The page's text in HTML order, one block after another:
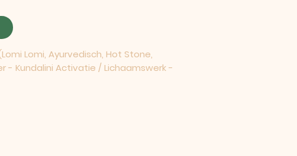
Lomi, Ayurvedisch, Hot Stone,
- Kundalini Activatie / Lichaamswerk -